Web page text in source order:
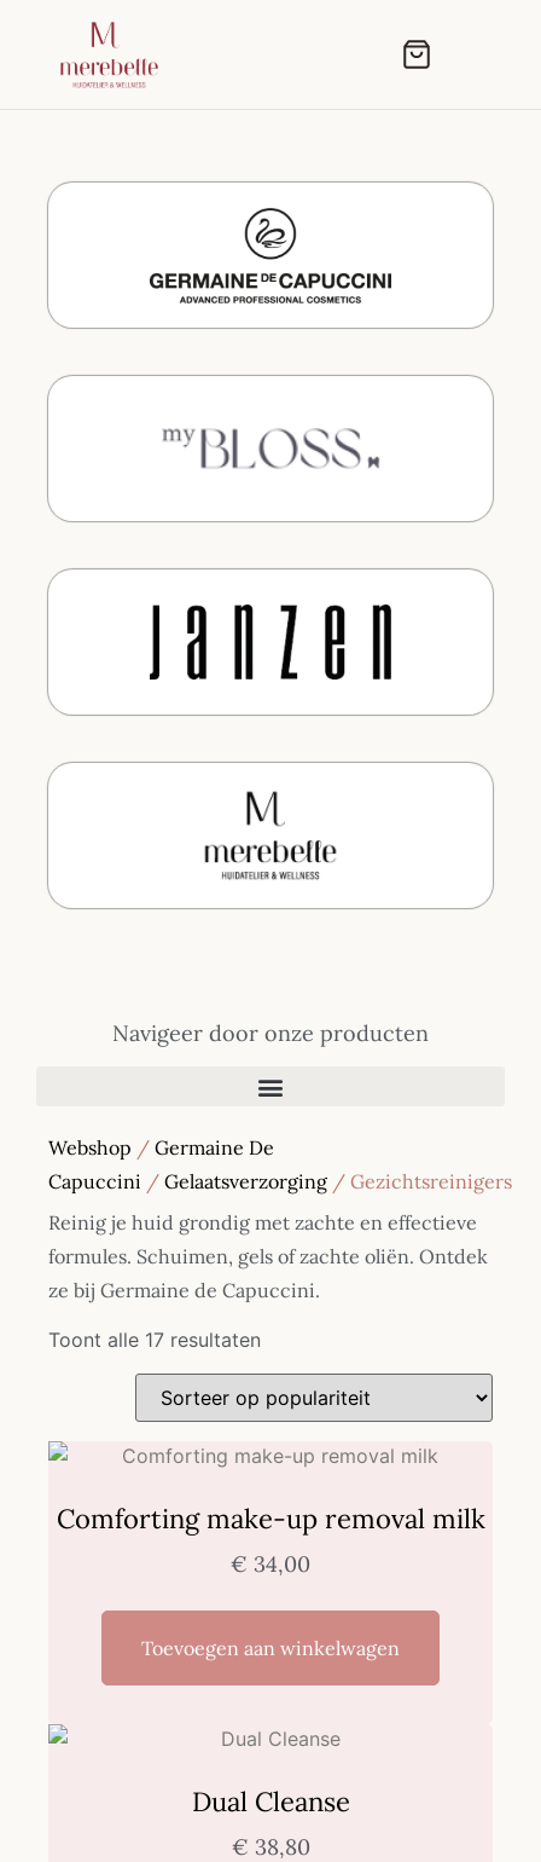
Navigeer door onze producten
Webshop / Germaine De
Capuccini / Gelaatsverzorging / Gezichtsreinigers
Reinig je huid grondig met zachte en effectieve
formules. Schuimen, gels of zachte oliën. Ontdek
ze bij Germaine de Capuccini.
Toont alle 17 resultaten
Comforting make-up removal milk
€ 34,00
Toevoegen aan winkelwagen
Dual Cleanse
€ 38,80